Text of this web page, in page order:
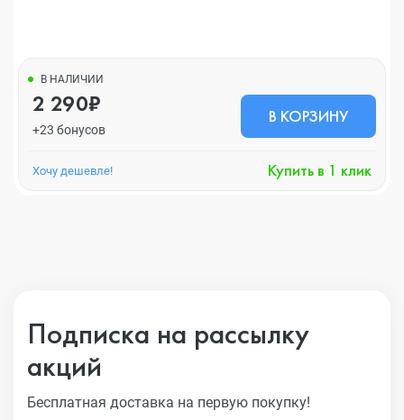
В НАЛИЧИИ
2 290₽
+23 бонусов
В КОРЗИНУ
Хочу дешевле! Купить в 1 клик
Подписка на рассылку
акций
Бесплатная доставка на первую покупку!